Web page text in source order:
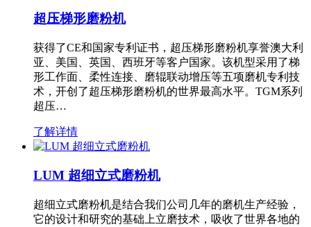
超压梯形磨粉机
获得了CE和国家专利证书，超压梯形磨粉机享誉澳大利
亚、美国、英国、西班牙等客户国家。该机型采用了梯
形工作面、柔性连接、磨辊联动增压等五项磨机专利技
术，开创了超压梯形磨粉机的世界最高水平。TGM系列
超压…
了解详情
LUM 超细立式磨粉机
超细立式磨粉机是结合我们公司几年的磨机生产经验，
它的设计和研究的基础上立磨技术，吸收了世界各地的